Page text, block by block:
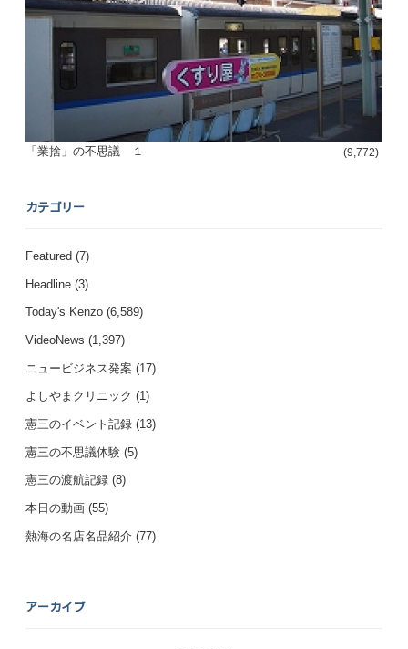
「業捨」の不思議 １ (9,772)
カテゴリー
Featured (7)
Headline (3)
Today's Kenzo (6,589)
VideoNews (1,397)
ニュービジネス発案 (17)
よしやまクリニック (1)
憲三のイベント記録 (13)
憲三の不思議体験 (5)
憲三の渡航記録 (8)
本日の動画 (55)
熱海の名店名品紹介 (77)
アーカイブ